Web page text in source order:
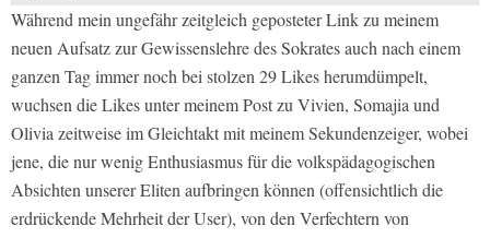
Während mein ungefähr zeitgleich geposteter Link zu meinem
neuen Aufsatz zur Gewissenslehre des Sokrates auch nach einem
ganzen Tag immer noch bei stolzen 29 Likes herumdümpelt,
wuchsen die Likes unter meinem Post zu Vivien, Somajia und
Olivia zeitweise im Gleichtakt mit meinem Sekundenzeiger, wobei
jene, die nur wenig Enthusiasmus für die volkspädagogischen
Absichten unserer Eliten aufbringen können (offensichtlich die
erdrückende Mehrheit der User), von den Verfechtern von